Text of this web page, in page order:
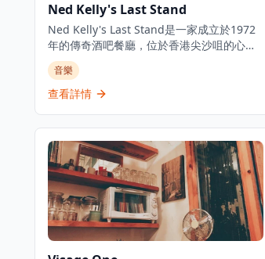
Ned Kelly's Last Stand
Ned Kelly's Last Stand是一家成立於1972
年的傳奇酒吧餐廳，位於香港尖沙咀的心臟
地帶。這個歷史悠久的場所以其熱鬧的氛
圍、真正的藝術氣息和令人印象深刻的現場
爵士樂和藍調表演而聞名。該餐廳提供價格
活目的地之一，它已為本地人和遊客服務超
過50年，一直保持著現場音樂愛好者必訪景
點的聲譽。酒吧的裝潢充滿懷舊氣息，牆上
掛滿了音樂紀念品和照片，見證了香港音樂
文化的發展歷程。每晚都有專業的爵士樂和
藍調樂隊現場演出，為客人帶來精彩的音樂
體驗。酒吧的氛圍輕鬆友好，無論是音樂愛
音樂
查看詳情